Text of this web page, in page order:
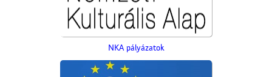
NKA pályázatok